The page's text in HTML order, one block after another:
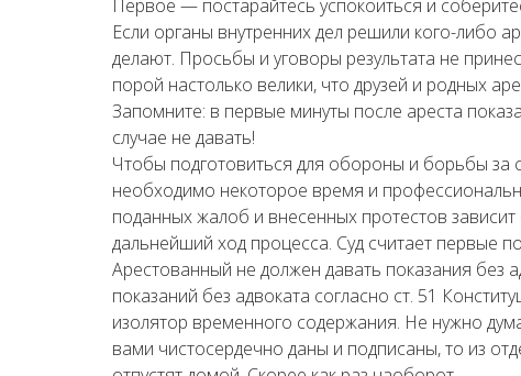
Первое — постарайтесь успокоиться и
Если органы внутренних дел решили кого-либо
делают. Просьбы и уговоры результата не
порой настолько велики, что друзей и родных
Запомните: в первые минуты после ареста
случае не давать!
Чтобы подготовиться для обороны и борьбы за
необходимо некоторое время и
поданных жалоб и внесенных протестов
дальнейший ход процесса. Суд считает первые
Арестованный не должен давать показания без
показаний без адвоката согласно ст. 51
изолятор временного содержания. Не нужно
вами чистосердечно даны и подписаны, то из